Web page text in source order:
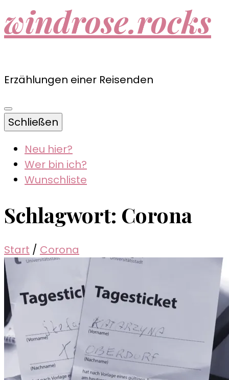
windrose.rocks
Erzählungen einer Reisenden
Schließen
Neu hier?
Wer bin ich?
Wunschliste
Schlagwort: Corona
Start / Corona